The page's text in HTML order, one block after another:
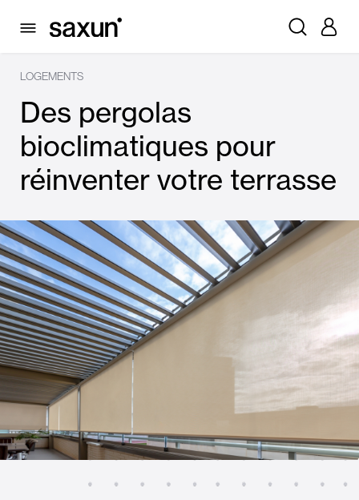
LOGEMENTS
Des pergolas
bioclimatiques pour
réinventer votre terrasse